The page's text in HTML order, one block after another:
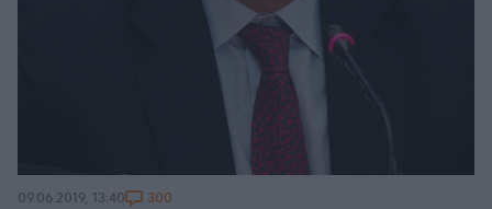
09.06.2019, 13:40 300